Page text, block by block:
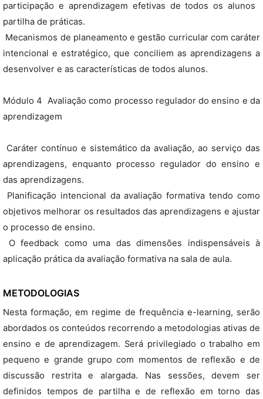
participação e aprendizagem efetivas de todos os alunos 
partilha de práticas.
 Mecanismos de planeamento e gestão curricular com caráter
intencional e estratégico, que conciliem as aprendizagens a
desenvolver e as características de todos alunos.
Módulo 4  Avaliação como processo regulador do ensino e da
aprendizagem
 Caráter contínuo e sistemático da avaliação, ao serviço das
aprendizagens, enquanto processo regulador do ensino e
das aprendizagens.
 Planificação intencional da avaliação formativa tendo como
objetivos melhorar os resultados das aprendizagens e ajustar
o processo de ensino.
 O feedback como uma das dimensões indispensáveis à
aplicação prática da avaliação formativa na sala de aula.
METODOLOGIAS
Nesta formação, em regime de frequência e-learning, serão
abordados os conteúdos recorrendo a metodologias ativas de
ensino e de aprendizagem. Será privilegiado o trabalho em
pequeno e grande grupo com momentos de reflexão e de
discussão restrita e alargada. Nas sessões, devem ser
definidos tempos de partilha e de reflexão em torno das